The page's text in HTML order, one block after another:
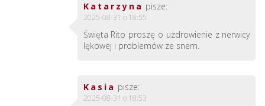
Katarzyna pisze:
2025-08-31 o 18:55
Święta Rito proszę o uzdrowienie z nerwicy
lękowej i problemów ze snem.
Kasia pisze:
2025-08-31 o 18:53